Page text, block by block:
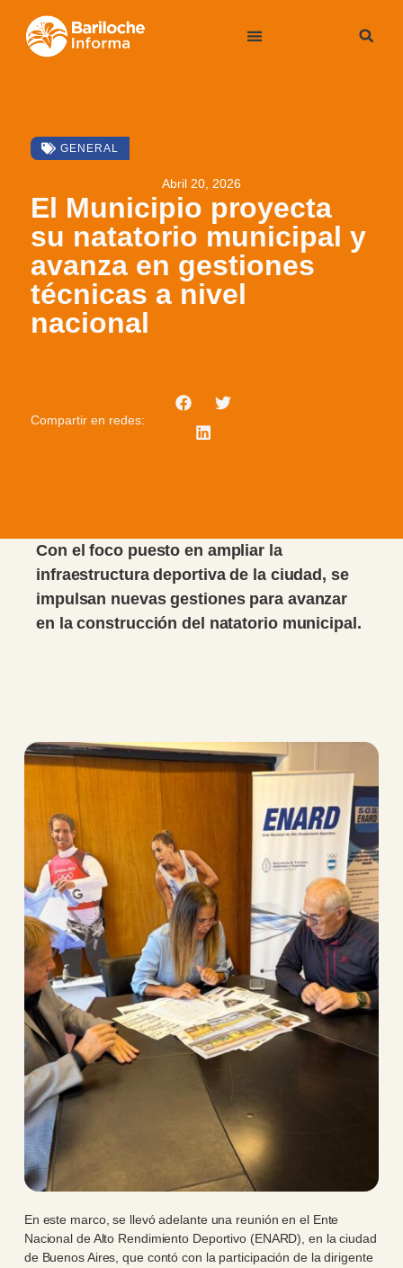
GENERAL
Abril 20, 2026
El Municipio proyecta
su natatorio municipal y
avanza en gestiones
técnicas a nivel
nacional
Compartir en redes:
Con el foco puesto en ampliar la
infraestructura deportiva de la ciudad, se
impulsan nuevas gestiones para avanzar
en la construcción del natatorio municipal.
En este marco, se llevó adelante una reunión en el Ente
Nacional de Alto Rendimiento Deportivo (ENARD), en la ciudad
de Buenos Aires, que contó con la participación de la dirigente